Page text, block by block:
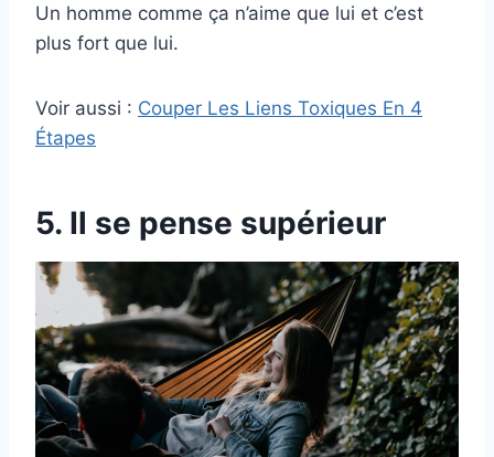
Un homme comme ça n’aime que lui et c’est
plus fort que lui.
Voir aussi : Couper Les Liens Toxiques En 4
Étapes
5. Il se pense supérieur